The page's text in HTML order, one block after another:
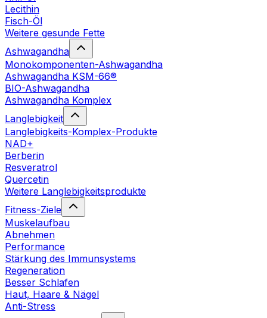
Lecithin
Fisch-Öl
Weitere gesunde Fette
Ashwagandha
Monokomponenten-Ashwagandha
Ashwagandha KSM-66®
BIO-Ashwagandha
Ashwagandha Komplex
Langlebigkeit
Langlebigkeits-Komplex-Produkte
NAD+
Berberin
Resveratrol
Quercetin
Weitere Langlebigkeitsprodukte
Fitness-Ziele
Muskelaufbau
Abnehmen
Performance
Stärkung des Immunsystems
Regeneration
Besser Schlafen
Haut, Haare & Nägel
Anti-Stress